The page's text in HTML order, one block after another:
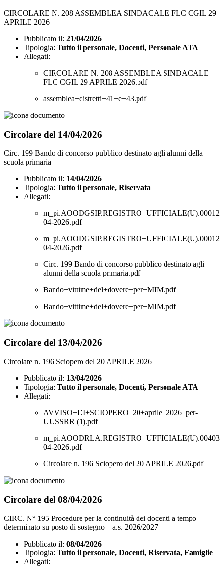
CIRCOLARE N. 208 ASSEMBLEA SINDACALE FLC CGIL 29
APRILE 2026
Pubblicato il: 21/04/2026
Tipologia: Tutto il personale, Docenti, Personale ATA
Allegati:
CIRCOLARE N. 208 ASSEMBLEA SINDACALE
FLC CGIL 29 APRILE 2026.pdf
assemblea+distretti+41+e+43.pdf
Circolare del 14/04/2026
Circ. 199 Bando di concorso pubblico destinato agli alunni della
scuola primaria
Pubblicato il: 14/04/2026
Tipologia: Tutto il personale, Riservata
Allegati:
04-2026.pdf
04-2026.pdf
Circ. 199 Bando di concorso pubblico destinato agli
alunni della scuola primaria.pdf
Bando+vittime+del+dovere+per+MIM.pdf
Bando+vittime+del+dovere+per+MIM.pdf
Circolare del 13/04/2026
Circolare n. 196 Sciopero del 20 APRILE 2026
Pubblicato il: 13/04/2026
Tipologia: Tutto il personale, Docenti, Personale ATA
Allegati:
AVVISO+DI+SCIOPERO_20+aprile_2026_per-
UUSSRR (1).pdf
04-2026.pdf
Circolare n. 196 Sciopero del 20 APRILE 2026.pdf
Circolare del 08/04/2026
CIRC. N° 195 Procedure per la continuità dei docenti a tempo
determinato su posto di sostegno – a.s. 2026/2027
Pubblicato il: 08/04/2026
Tipologia: Tutto il personale, Docenti, Riservata, Famiglie
Allegati: